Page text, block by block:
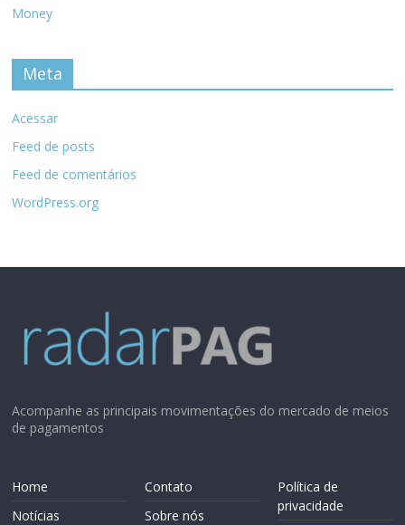
Money
Meta
Acessar
Feed de posts
Feed de comentários
WordPress.org
Acompanhe as principais movimentações do mercado de meios
de pagamentos
Home
Notícias
Contato
Sobre nós
Política de
privacidade